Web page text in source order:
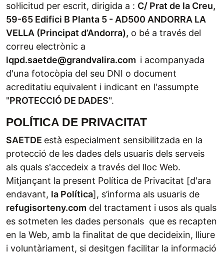
sol·licitud per escrit, dirigida a : C/ Prat de la Creu,
59-65 Edifici B Planta 5 - AD500 ANDORRA LA
VELLA (Principat d’Andorra), o bé a través del
correu electrònic a
lqpd.saetde@grandvalira.com i acompanyada
d'una fotocòpia del seu DNI o document
acreditatiu equivalent i indicant en l'assumpte
"PROTECCIÓ DE DADES".
POLÍTICA DE PRIVACITAT
SAETDE està especialment sensibilitzada en la
protecció de les dades dels usuaris dels serveis
als quals s'accedeix a través del lloc Web.
Mitjançant la present Política de Privacitat [d'ara
endavant, la Política], s’informa als usuaris de
refugisorteny.com del tractament i usos als quals
es sotmeten les dades personals que es recapten
en la Web, amb la finalitat de que decideixin, lliure
i voluntàriament, si desitgen facilitar la informació